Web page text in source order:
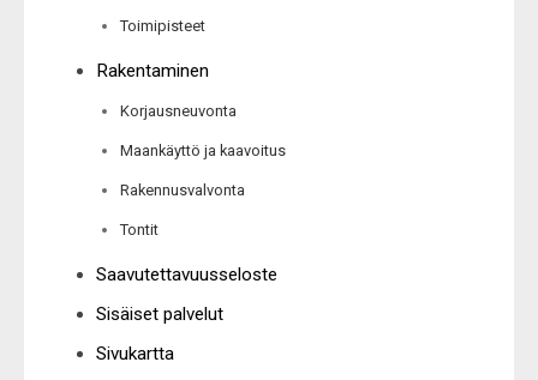
Toimipisteet
Rakentaminen
Korjausneuvonta
Maankäyttö ja kaavoitus
Rakennusvalvonta
Tontit
Saavutettavuusseloste
Sisäiset palvelut
Sivukartta